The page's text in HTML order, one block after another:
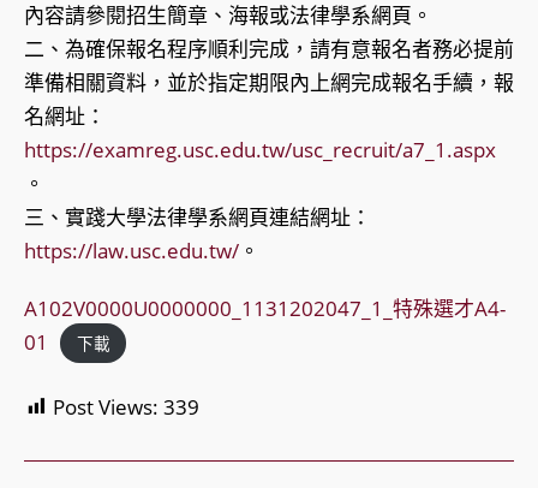
內容請參閱招生簡章、海報或法律學系網頁。
二、為確保報名程序順利完成，請有意報名者務必提前
準備相關資料，並於指定期限內上網完成報名手續，報
名網址：
https://examreg.usc.edu.tw/usc_recruit/a7_1.aspx
。
三、實踐大學法律學系網頁連結網址：
https://law.usc.edu.tw/ 。
A102V0000U0000000_1131202047_1_特殊選才A4-
01
下載
Post Views: 339